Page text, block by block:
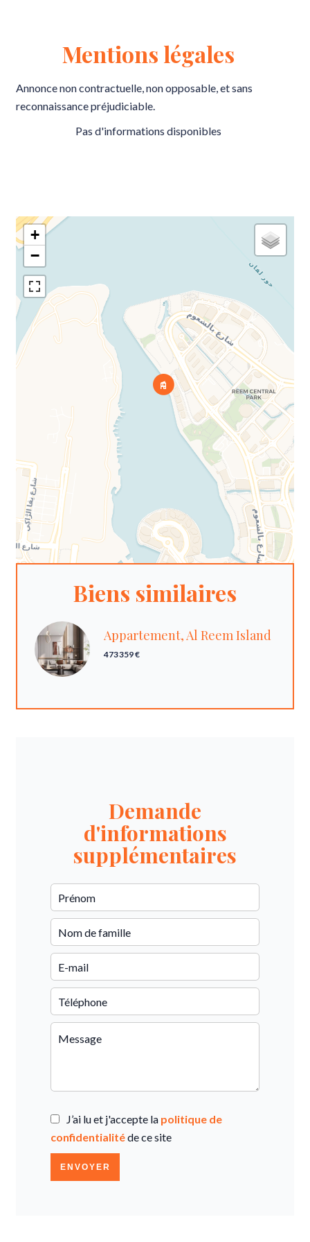
Mentions légales
Annonce non contractuelle, non opposable, et sans
reconnaissance préjudiciable.
Pas d'informations disponibles
+
−
Biens similaires
Appartement, Al Reem Island
473 359 €
Demande
d'informations
supplémentaires
J’ai lu et j'accepte la politique de
confidentialitéde ce site
ENVOYER